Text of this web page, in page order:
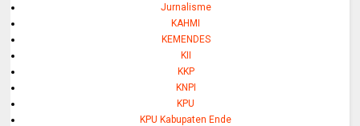
Jurnalisme
KAHMI
KEMENDES
KII
KKP
KNPI
KPU
KPU Kabupaten Ende